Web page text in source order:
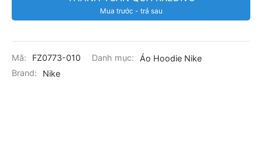
Mua trước - trả sau
Mã: FZ0773-010 Danh mục:
Áo Hoodie Nike
Brand:
Nike